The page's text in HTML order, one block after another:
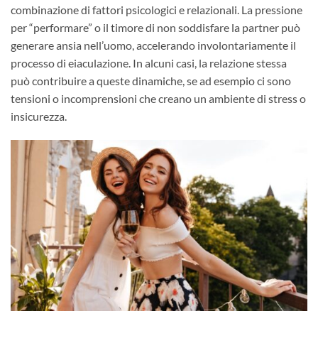
combinazione di fattori psicologici e relazionali. La pressione
per “performare” o il timore di non soddisfare la partner può
generare ansia nell’uomo, accelerando involontariamente il
processo di eiaculazione. In alcuni casi, la relazione stessa
può contribuire a queste dinamiche, se ad esempio ci sono
tensioni o incomprensioni che creano un ambiente di stress o
insicurezza.